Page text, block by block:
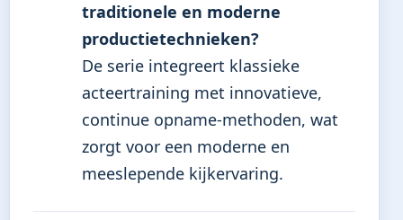
traditionele en moderne
productietechnieken?
De serie integreert klassieke
acteertraining met innovatieve,
continue opname-methoden, wat
zorgt voor een moderne en
meeslepende kijkervaring.